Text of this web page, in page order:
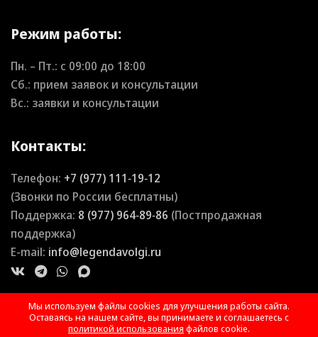
Режим работы:
Пн. – Пт.: с 09:00 до 18:00
Сб.: прием заявок и консультации
Вс.: заявки и консультации
Контакты:
Телефон: +7 (977) 111‑19‑12
(Звонки по России бесплатны)
Поддержка: 8 (977) 964‑89‑86 (Постпродажная
поддержка)
E-mail: info@legendavolgi.ru
Мы используем файлы cookies для улучшения работы сайта.
Оставаясь на нашем сайте, вы принимаете и соглашаетесь с
политикой использования файлов cookie.